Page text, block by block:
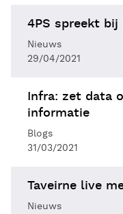
4PS spreekt
Nieuws
29/04/2021
Infra: zet data
informatie
Blogs
31/03/2021
Taveirne live
Nieuws